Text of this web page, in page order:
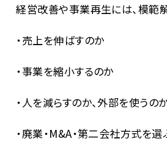
経営改善や事業再生には、模範
・売上を伸ばすのか
・事業を縮小するのか
・人を減らすのか、外部を使うの
・廃業・M&A・第二会社方式を選